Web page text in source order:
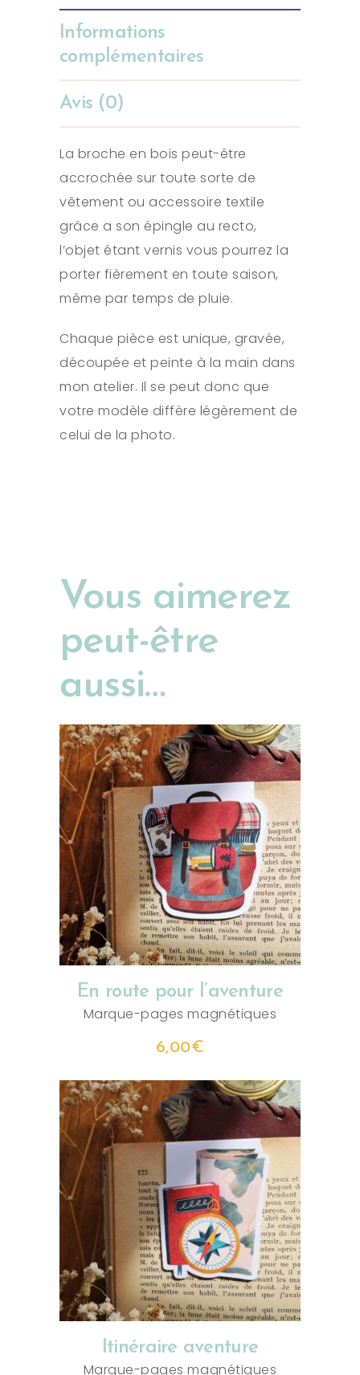
Informations
complémentaires
Avis (0)
La broche en bois peut-être
accrochée sur toute sorte de
vêtement ou accessoire textile
grâce a son épingle au recto,
l’objet étant vernis vous pourrez la
porter fièrement en toute saison,
même par temps de pluie.
Chaque pièce est unique, gravée,
découpée et peinte à la main dans
mon atelier. Il se peut donc que
votre modèle diffère légèrement de
celui de la photo.
Vous aimerez
peut-être
aussi…
AJOUTER AU PANIER
En route pour l’aventure
Marque-pages magnétiques
6,00€
AJOUTER AU PANIER
Itinéraire aventure
Marque-pages magnétiques